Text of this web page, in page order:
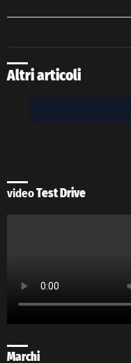
Altri articoli
videoTest Drive
Marchi